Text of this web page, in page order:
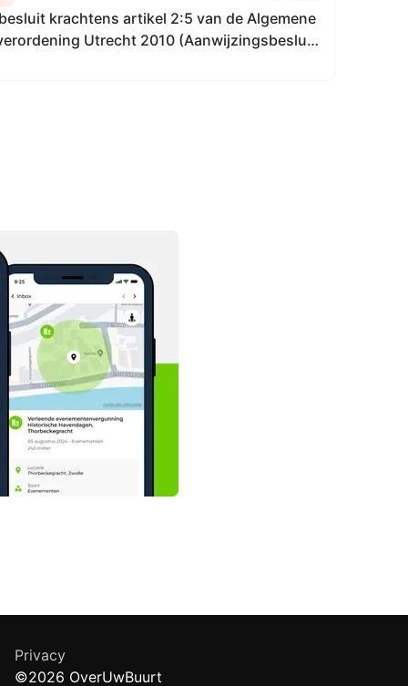
krachtens artikel 2:5 van de Algemene
Utrecht 2010 (Aanwijzingsbesluit
Privacy
©2026 OverUwBuurt